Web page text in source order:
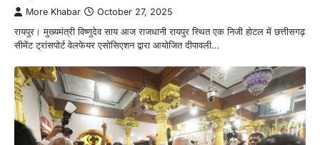
More Khabar October 27, 2025
रायपुर। मुख्यमंत्री विष्णुदेव साय आज राजधानी रायपुर स्थित एक निजी होटल में छत्तीसगढ़
सीमेंट ट्रांसपोर्ट वेलफेयर एसोसिएशन द्वारा आयोजित दीपावली…